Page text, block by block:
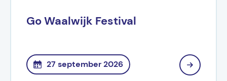
Go Waalwijk Festival
27 september 2026